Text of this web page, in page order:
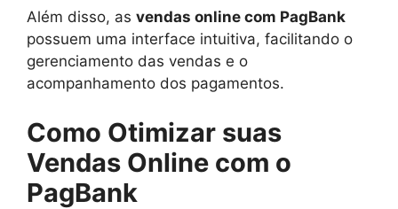
Além disso, as vendas online com PagBank
possuem uma interface intuitiva, facilitando o
gerenciamento das vendas e o
acompanhamento dos pagamentos.
Como Otimizar suas
Vendas Online com o
PagBank